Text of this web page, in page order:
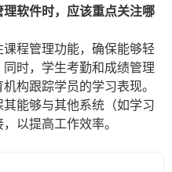
软件时，应该重点关注哪
程管理功能，确保能够轻
时，学生考勤和成绩管理
构跟踪学员的学习表现。
能够与其他系统（如学习
以提高工作效率。